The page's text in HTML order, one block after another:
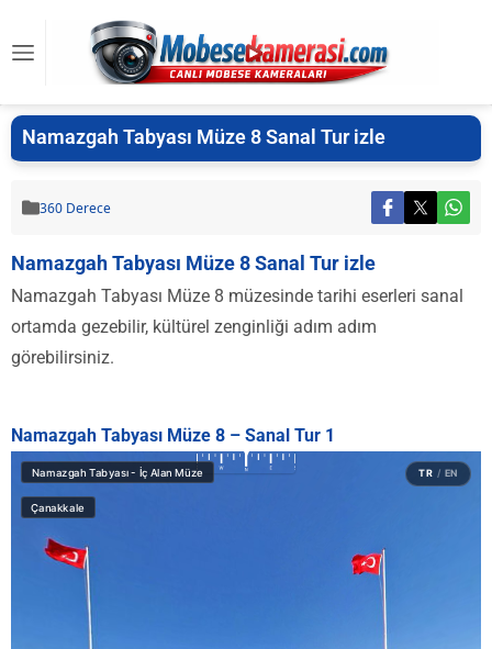
Namazgah Tabyası Müze 8 Sanal Tur izle
360 Derece
Namazgah Tabyası Müze 8 Sanal Tur izle
Namazgah Tabyası Müze 8 müzesinde tarihi eserleri sanal
ortamda gezebilir, kültürel zenginliği adım adım
görebilirsiniz.
Namazgah Tabyası Müze 8 – Sanal Tur 1